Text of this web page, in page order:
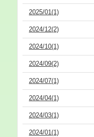
2025/01(1)
2024/12(2)
2024/10(1)
2024/09(2)
2024/07(1)
2024/04(1)
2024/03(1)
2024/01(1)